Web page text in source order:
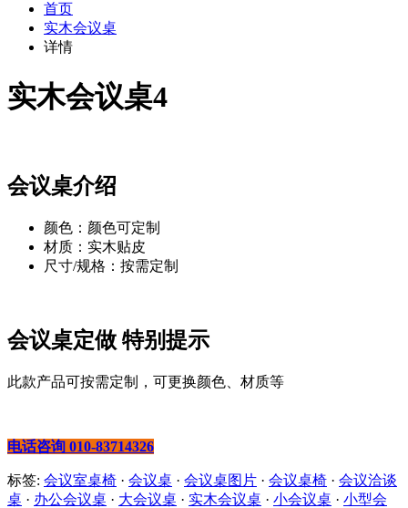
首页
实木会议桌
详情
实木会议桌4
会议桌介绍
颜色：颜色可定制
材质：实木贴皮
尺寸/规格：按需定制
会议桌定做 特别提示
此款产品可按需定制，可更换颜色、材质等
电话咨询 010-83714326
标签: 会议室桌椅 · 会议桌 · 会议桌图片 · 会议桌椅 · 会议洽谈
桌 · 办公会议桌 · 大会议桌 · 实木会议桌 · 小会议桌 · 小型会